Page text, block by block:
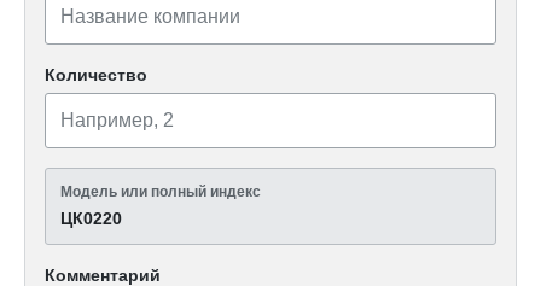
Количество
Модель или полный индекс
ЦК0220
Комментарий